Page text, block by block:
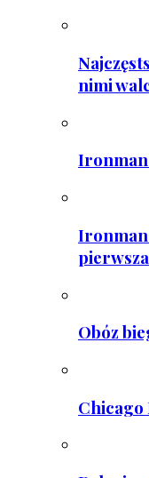
nimi
Ironman
Ironman
pierwsza
Obóz
Chicago